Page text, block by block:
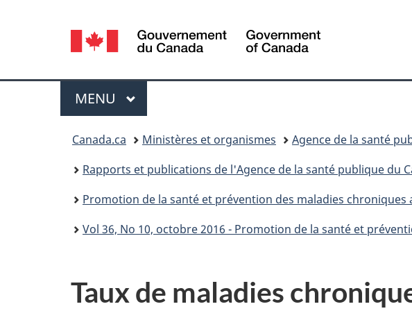
Sélection
de
la
langue
Canada
Menu
MENU PRINCIPAL
Canada.ca Ministères et organismes
Agence de la santé
Rapports et publications de l'Agence de la santé publique du
Promotion de la santé et prévention des maladies chroniques
Vol 36, No 10, octobre 2016 - Promotion de la santé et
Taux de maladies